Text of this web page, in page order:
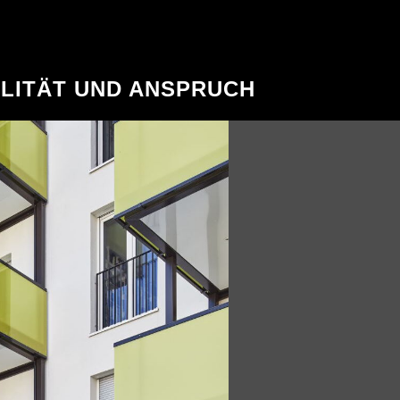
UND ANSPRUCH